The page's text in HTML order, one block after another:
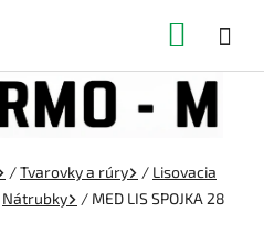
/Tvarovky a rúry / Lisovacia
Nátrubky / MED LIS SPOJKA 28